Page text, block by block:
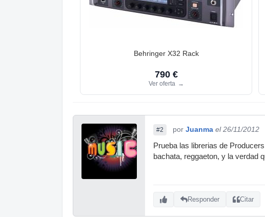
Behringer X32 Rack
790 €
Ver oferta →
#2 por Juanma el 26/11/2012
Prueba las librerias de
bachata, reggaeton, y la verdad
Responder Citar